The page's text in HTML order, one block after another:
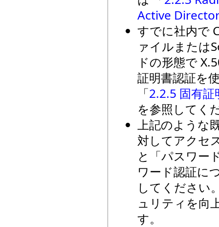
Active
すでに社内で
ァイルまたは
ドの形態で
証明書認証を
「2.2.5 固有証
を参照してく
上記のような
対してアクセ
と「パスワー
ワード認証に
してください
ュリティを向
す。